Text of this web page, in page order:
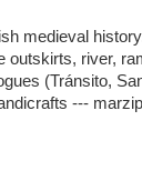
medieval
outskirts, river,
(Tránsito,
---